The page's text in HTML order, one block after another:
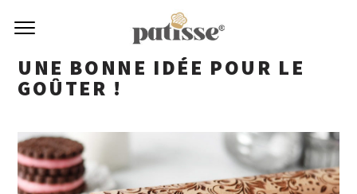
UNE BONNE IDÉE POUR LE
GOÛTER !